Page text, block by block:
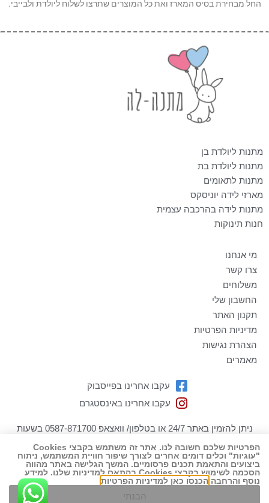
החל מבחירת בסיס המארז ואת כל המוצרים שתרצו לשלוח ליולדת ולבייבי.
מתנות ליולדת בן
מתנות ליולדת בת
מתנות לתאומים
מארזי לידה יוניסקס
מתנות לידה בהרכבה עצמית
חנות תינוקות
מי אנחנו
צרו קשר
משלוחים
החשבון שלי
תקנון האתר
מדיניות הפרטיות
הצהרת נגישות
מאמרים
עקבו אחרינו בפייסבוק
עקבו אחרינו באינסטגרם
ניתן להזמין באתר 24/7 או בטלפון/ וואצאפ 0587-871700 בשעות
הפעילות בימים א-ה 09:00-19:00
כל הזכויות שמורות למתנה-לה מתנות ליולדת! ט.ל.ח
שיווק דיגיטלי ובניית אתרים
הפרטיות שלכם חשובה לנו. אתר זה משתמש בקבצי Cookies
"עוגיות" וכלים דומים אחרים לצורך שיפור חוויית המשתמש, ניתוח
ביצועים והתאמת תכנים פרסומיים. המשך הגלישה באתר מהווה
הסכמה לשימוש בקבצי Cookies בהתאם למדיניות שלנו. למידע
נוסף והרחבה הכנסו כאן למדיניות הפרטיות
הבנתי